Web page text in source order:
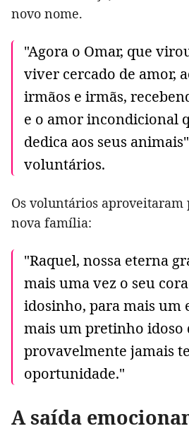
novo nome.
"Agora o Omar, que
viver cercado de amor,
irmãos e irmãs,
e o amor incondicional
dedica aos seus
voluntários.
Os voluntários aproveitaram
nova família:
"Raquel, nossa eterna
mais uma vez o seu
idosinho, para mais um
mais um pretinho idoso
provavelmente jamais
oportunidade."
A saída